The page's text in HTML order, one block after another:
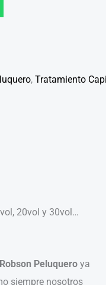
, Tratamiento
20vol y 30vol…
Robson Peluquero ya
siempre nosotros